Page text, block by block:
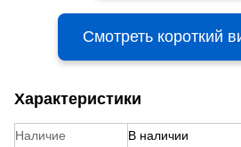
Смотреть короткий
Характеристики
Наличие В наличии